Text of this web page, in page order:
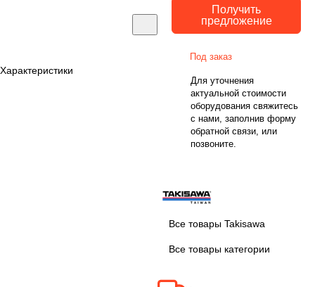
Характеристики
Получить
предложение
Под заказ
Для уточнения
актуальной стоимости
оборудования свяжитесь
с нами, заполнив форму
обратной связи, или
позвоните.
Все товары Takisawa
Все товары категории